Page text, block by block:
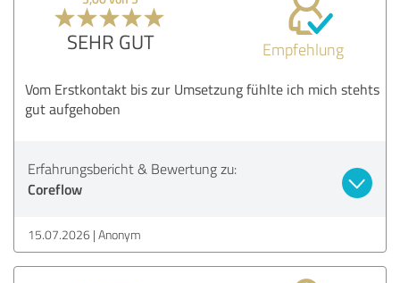
SEHR GUT Empfehlung
Vom Erstkontakt bis zur Umsetzung fühlte ich mich stehts
gut aufgehoben
Erfahrungsbericht & Bewertung zu:
Coreflow
15.07.2026 Anonym